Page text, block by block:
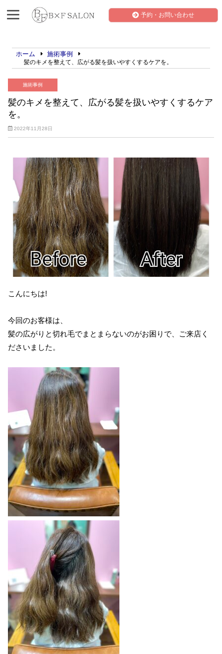
予約・お問い合わせ
ホーム 施術事例
髪のキメを整えて、広がる髪を扱いやすくするケアを。
施術事例
髪のキメを整えて、広がる髪を扱いやすくするケア
を。
2022年11月28日
こんにちは!
今回のお客様は、
髪の広がりと切れ毛でまとまらないのがお困りで、ご来店く
ださいました。